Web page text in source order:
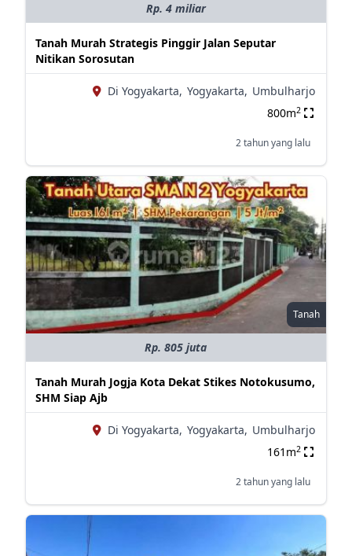
Rp. 4 miliar
Tanah Murah Strategis Pinggir Jalan Seputar
Nitikan Sorosutan
Di Yogyakarta, Yogyakarta, Umbulharjo
800m2
2 tahun yang lalu
Tanah
Rp. 805 juta
Tanah Murah Jogja Kota Dekat Stikes Notokusumo,
SHM Siap Ajb
Di Yogyakarta, Yogyakarta, Umbulharjo
161m2
2 tahun yang lalu